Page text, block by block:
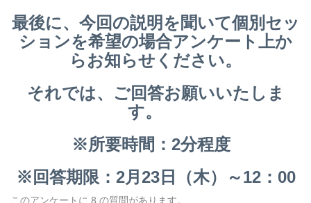
最後に、今回の説明を聞いて個別セッ
ションを希望の場合アンケート上か
らお知らせください。
それでは、ご回答お願いいたしま
す。
※所要時間：2分程度
※回答期限：2月23日（木）～12：00
このアンケートに 8 の質問があります。